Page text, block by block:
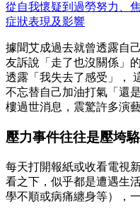
從自我懷疑到過勞努力、
症狀表現及影響
據聞艾成過去就曾透露自
友訴說「走了也沒關係」
透露「我失去了感受」，
不忘替自己加油打氣「還
樓過世消息，震驚許多演
壓力事件往往是壓垮
每天打開報紙或收看電視
看之下，似乎都是遭遇生
學不順或病痛纏身等），